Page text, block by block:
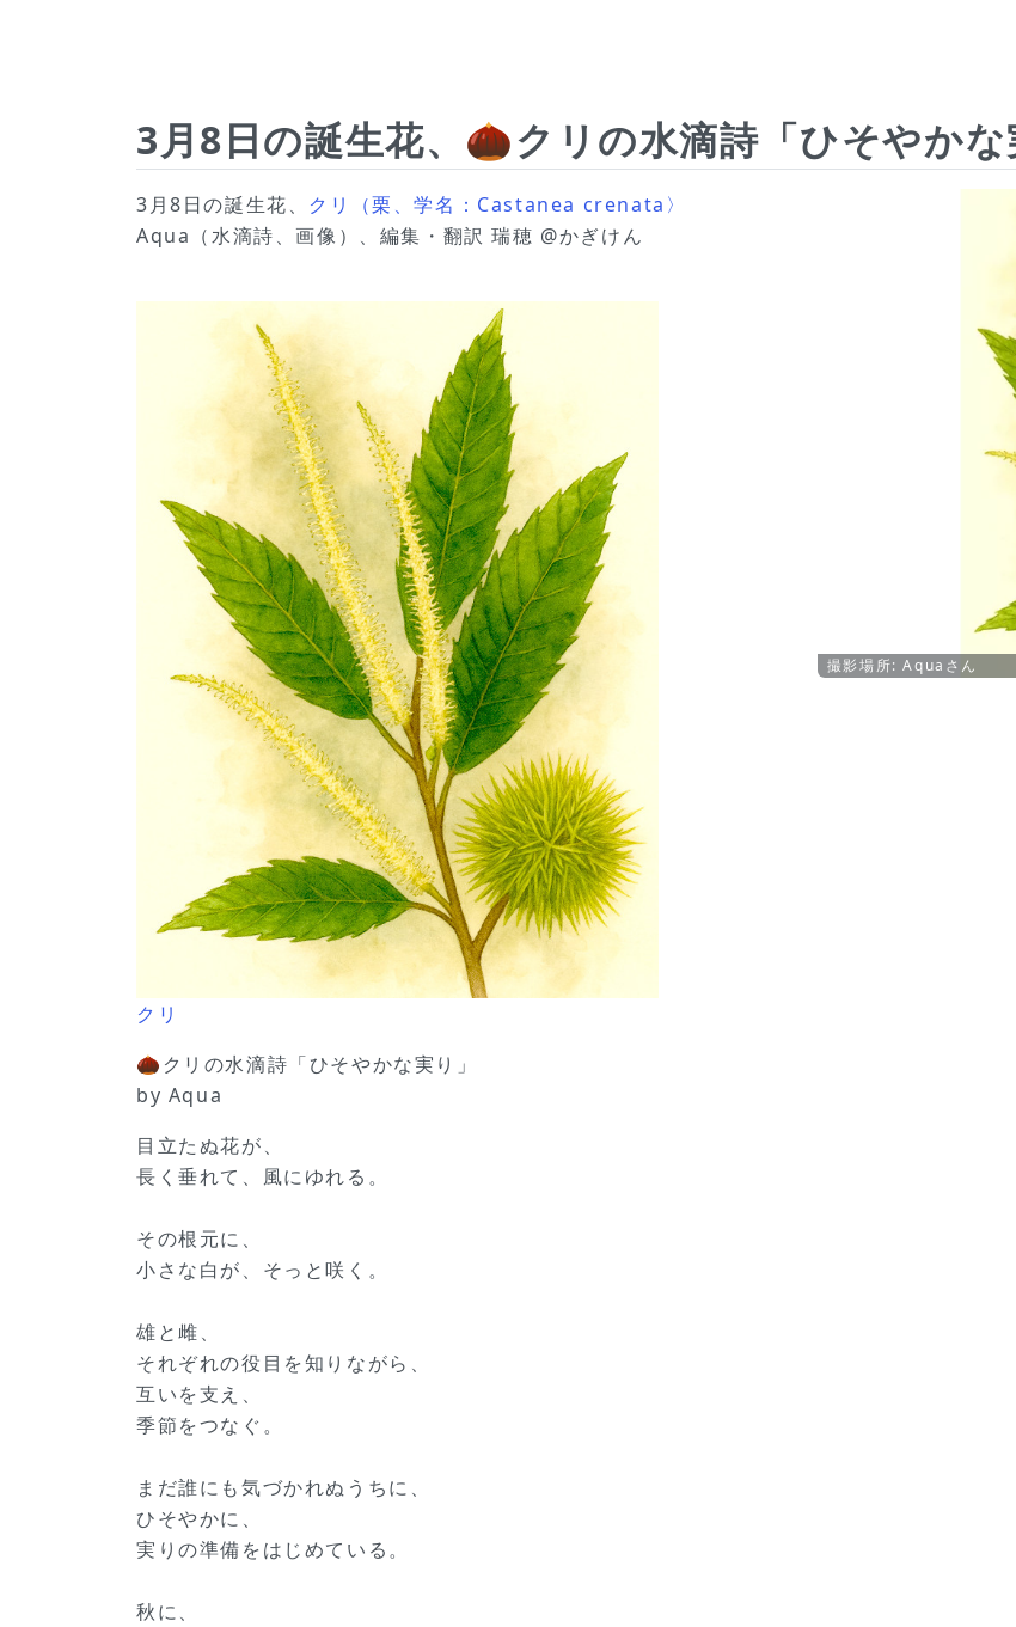
3月8日の誕生花、🌰クリの水滴詩「ひそやか
3月8日の誕生花、 クリ（栗、学名：Castanea crenata〉
Aqua（水滴詩、画像）、編集・翻訳 瑞穂 @かぎけん
クリ
🌰クリの水滴詩「ひそやかな実り」
by Aqua
目立たぬ花が、
長く垂れて、風にゆれる。
その根元に、
小さな白が、そっと咲く。
雄と雌、
それぞれの役目を知りながら、
互いを支え、
季節をつなぐ。
まだ誰にも気づかれぬうちに、
ひそやかに、
実りの準備をはじめている。
秋に、
撮影場所: Aquaさん